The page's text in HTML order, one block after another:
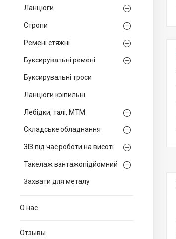
Ланцюги
Стропи
Ремені стяжні
Буксирувальні ремені
Буксирувальні троси
Ланцюги кріпильні
Лебідки, талі, МТМ
Складське обладнання
ЗІЗ під час роботи на висоті
Такелаж вантажопідйомний
Захвати для металу
О нас
Отзывы